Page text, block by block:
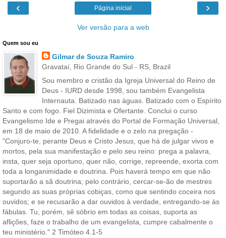
‹ ›
Página inicial
Ver versão para a web
Quem sou eu
Gilmar de Souza Ramiro
Gravataí, Rio Grande do Sul - RS, Brazil
Sou membro e cristão da Igreja Universal do Reino de
Deus - IURD desde 1998, sou também Evangelista
Internauta. Batizado nas águas. Batizado com o Espírito
Santo e com fogo. Fiel Dizimista e Ofertante. Conclui o curso
Evangelismo Ide e Pregai através do Portal de Formação Universal,
em 18 de maio de 2010. A fidelidade e o zelo na pregação -
"Conjuro-te, perante Deus e Cristo Jesus, que há de julgar vivos e
mortos, pela sua manifestação e pelo seu reino: prega a palavra,
insta, quer seja oportuno, quer não, corrige, repreende, exorta com
toda a longanimidade e doutrina. Pois haverá tempo em que não
suportarão a sã doutrina; pelo contrário, cercar-se-ão de mestres
segundo as suas próprias cobiças, como que sentindo coceira nos
ouvidos; e se recusarão a dar ouvidos à verdade, entregando-se ás
fábulas. Tu, porém, sê sóbrio em todas as coisas, suporta as
aflições, faze o trabalho de um evangelista, cumpre cabalmente o
teu ministério." 2 Timóteo 4.1-5